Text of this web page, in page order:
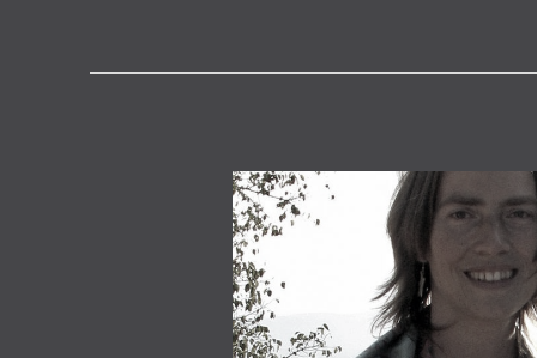
postgraduální program
Schumacher College v Anglii.
způsoby života a tvorbou
založených na opravdové
Podporuje místní ekonomiku a
půdě. V současné době
půdu a s Asociací místních